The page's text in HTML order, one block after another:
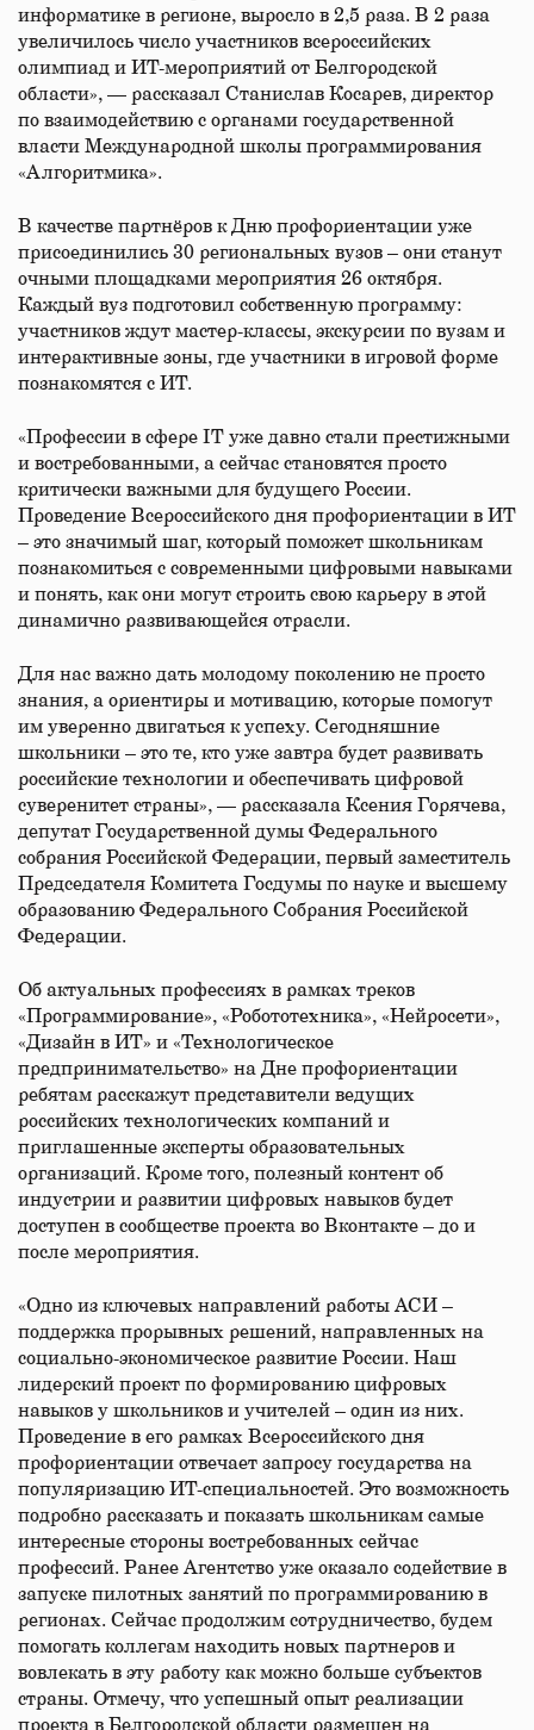
информатике в регионе, выросло в 2,5 раза. В 2 раза
увеличилось число участников всероссийских
олимпиад и ИТ-мероприятий от Белгородской
области», — рассказал Станислав Косарев, директор
по взаимодействию с органами государственной
власти Международной школы программирования
«Алгоритмика».
В качестве партнёров к Дню профориентации уже
присоединились 30 региональных вузов – они станут
очными площадками мероприятия 26 октября.
Каждый вуз подготовил собственную программу:
участников ждут мастер-классы, экскурсии по вузам и
интерактивные зоны, где участники в игровой форме
познакомятся с ИТ.
«Профессии в сфере IT уже давно стали престижными
и востребованными, а сейчас становятся просто
критически важными для будущего России.
Проведение Всероссийского дня профориентации в ИТ
– это значимый шаг, который поможет школьникам
познакомиться с современными цифровыми навыками
и понять, как они могут строить свою карьеру в этой
динамично развивающейся отрасли.
Для нас важно дать молодому поколению не просто
знания, а ориентиры и мотивацию, которые помогут
им уверенно двигаться к успеху. Сегодняшние
школьники – это те, кто уже завтра будет развивать
российские технологии и обеспечивать цифровой
суверенитет страны», — рассказала Ксения Горячева,
депутат Государственной думы Федерального
собрания Российской Федерации, первый заместитель
Председателя Комитета Госдумы по науке и высшему
образованию Федерального Собрания Российской
Федерации.
Об актуальных профессиях в рамках треков
«Программирование», «Робототехника», «Нейросети»,
«Дизайн в ИТ» и «Технологическое
предпринимательство» на Дне профориентации
ребятам расскажут представители ведущих
российских технологических компаний и
приглашенные эксперты образовательных
организаций. Кроме того, полезный контент об
индустрии и развитии цифровых навыков будет
доступен в сообществе проекта во Вконтакте – до и
после мероприятия.
«Одно из ключевых направлений работы АСИ –
поддержка прорывных решений, направленных на
социально-экономическое развитие России. Наш
лидерский проект по формированию цифровых
навыков у школьников и учителей – один из них.
Проведение в его рамках Всероссийского дня
профориентации отвечает запросу государства на
популяризацию ИТ-специальностей. Это возможность
подробно рассказать и показать школьникам самые
интересные стороны востребованных сейчас
профессий. Ранее Агентство уже оказало содействие в
запуске пилотных занятий по программированию в
регионах. Сейчас продолжим сотрудничество, будем
помогать коллегам находить новых партнеров и
вовлекать в эту работу как можно больше субъектов
страны. Отмечу, что успешный опыт реализации
проекта в Белгородской области размещен на